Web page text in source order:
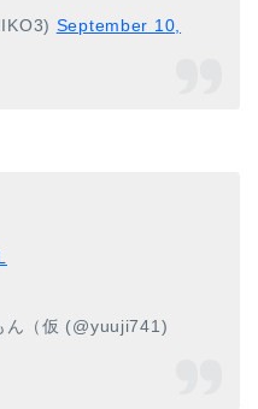
September 10,
（仮 (@yuuji741)